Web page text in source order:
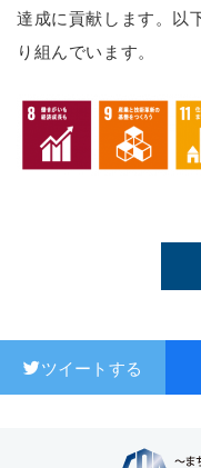
達成に貢献します。以
り組んでいます。
ツイートする